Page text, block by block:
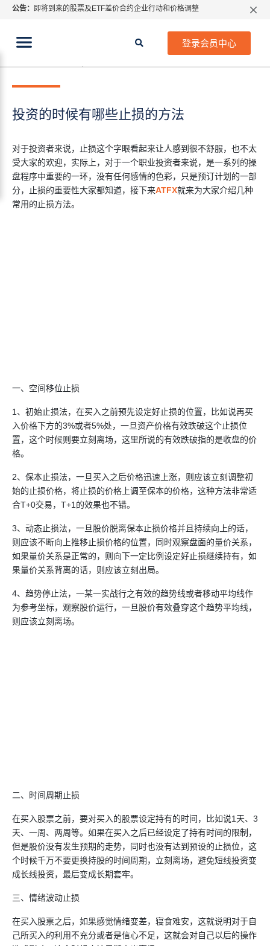
公告： 即将到来的股票及ETF差价合约企业行动和价格调整
登录会员中心
当前位置: 投资的时候有哪些止损的方法
投资的时候有哪些止损的方法
对于投资者来说，止损这个字眼看起来让人感到很不舒服，也不太
受大家的欢迎，实际上，对于一个职业投资者来说，是一系列的操
盘程序中重要的一环，没有任何感情的色彩，只是预订计划的一部
分，止损的重要性大家都知道，接下来ATFX就来为大家介绍几种
常用的止损方法。
一、空间移位止损
1、初始止损法，在买入之前预先设定好止损的位置，比如说再买
入价格下方的3%或者5%处，一旦资产价格有效跌破这个止损位
置，这个时候则要立刻离场，这里所说的有效跌破指的是收盘的价
格。
2、保本止损法，一旦买入之后价格迅速上涨，则应该立刻调整初
始的止损价格，将止损的价格上调至保本的价格，这种方法非常适
合T+0交易，T+1的效果也不错。
3、动态止损法，一旦股价脱离保本止损价格并且持续向上的话，
则应该不断向上推移止损价格的位置，同时观察盘面的量价关系，
如果量价关系是正常的，则向下一定比例设定好止损继续持有，如
果量价关系背离的话，则应该立刻出局。
4、趋势停止法，一某一实战行之有效的趋势线或者移动平均线作
为参考坐标，观察股价运行，一旦股价有效叠穿这个趋势平均线，
则应该立刻离场。
二、时间周期止损
在买入股票之前，要对买入的股票设定持有的时间，比如说1天、3
天、一周、两周等。如果在买入之后已经设定了持有时间的限制，
但是股价没有发生预期的走势，同时也没有达到预设的止损位，这
个时候千万不要更换持股的时间周期，立刻离场，避免短线投资变
成长线投资，最后变成长期套牢。
三、情绪波动止损
在买入股票之后，如果感觉情绪变差，寝食难安，这就说明对于自
己所买入的利用不充分或者是信心不足，这就会对自己以后的操作